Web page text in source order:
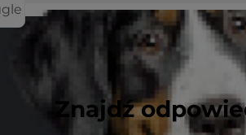
Znajdź
Poznaj naszą
krok po